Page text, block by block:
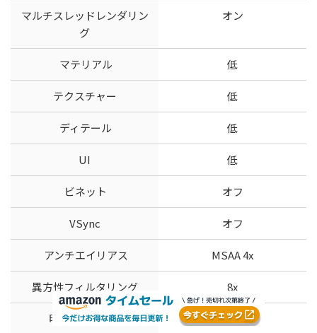
マルチスレッドレンダリン
グ
オン
マテリアル 低
テクスチャー 低
ディテール 低
UI 低
ビネット オフ
VSync オフ
アンチエイリアス MSAA 4x
異方性フィルタリング 8x
明瞭度を上げる オフ